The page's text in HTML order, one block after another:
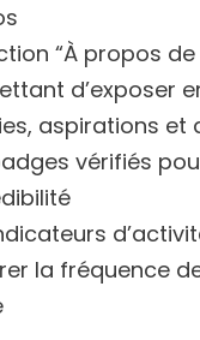
“À propos de
d’exposer
aspirations et
vérifiés
la fréquence